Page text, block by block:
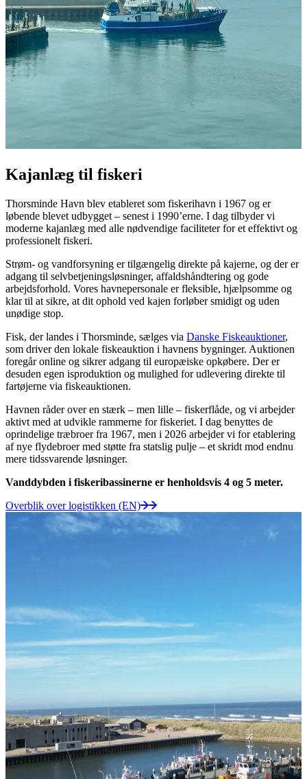
Kajanlæg til fiskeri
Thorsminde Havn blev etableret som fiskerihavn i 1967 og er
løbende blevet udbygget – senest i 1990’erne. I dag tilbyder vi
moderne kajanlæg med alle nødvendige faciliteter for et effektivt og
professionelt fiskeri.
Strøm- og vandforsyning er tilgængelig direkte på kajerne, og der er
adgang til selvbetjeningsløsninger, affaldshåndtering og gode
arbejdsforhold. Vores havnepersonale er fleksible, hjælpsomme og
klar til at sikre, at dit ophold ved kajen forløber smidigt og uden
unødige stop.
Fisk, der landes i Thorsminde, sælges via Danske Fiskeauktioner,
som driver den lokale fiskeauktion i havnens bygninger. Auktionen
foregår online og sikrer adgang til europæiske opkøbere. Der er
desuden egen isproduktion og mulighed for udlevering direkte til
fartøjerne via fiskeauktionen.
Havnen råder over en stærk – men lille – fiskerflåde, og vi arbejder
aktivt med at udvikle rammerne for fiskeriet. I dag benyttes de
oprindelige træbroer fra 1967, men i 2026 arbejder vi for etablering
af nye flydebroer med støtte fra statslig pulje – et skridt mod endnu
mere tidssvarende løsninger.
Vanddybden i fiskeribassinerne er henholdsvis 4 og 5 meter.
Overblik over logistikken (EN)